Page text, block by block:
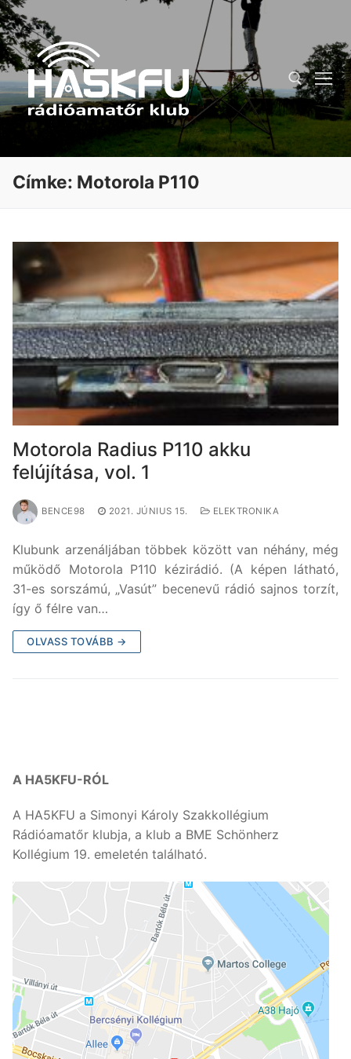
Ugrás
a
tartalomra
Keresése:
Címke: Motorola P110
Motorola Radius P110 akku
felújítása, vol. 1
BENCE98 2021. JÚNIUS 15. ELEKTRONIKA
Klubunk arzenáljában többek között van néhány, még
működő Motorola P110 kézirádió. (A képen látható,
31-es sorszámú, „Vasút” becenevű rádió sajnos torzít,
így ő félre van…
OLVASS TOVÁBB →
A HA5KFU-RÓL
A HA5KFU a Simonyi Károly Szakkollégium
Rádióamatőr klubja, a klub a BME Schönherz
Kollégium 19. emeletén található.